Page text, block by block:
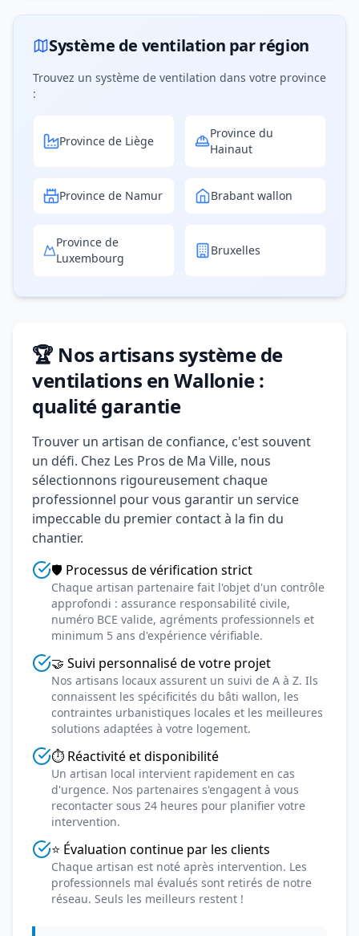
Système de ventilation par région
Trouvez un système de ventilation dans votre province
:
Province de Liège
Province du
Hainaut
Province de Namur Brabant wallon
Province de
Luxembourg
Bruxelles
🏆 Nos artisans système de
ventilations en Wallonie :
qualité garantie
Trouver un artisan de confiance, c'est souvent
un défi. Chez Les Pros de Ma Ville, nous
sélectionnons rigoureusement chaque
professionnel pour vous garantir un service
impeccable du premier contact à la fin du
chantier.
🛡️ Processus de vérification strict
Chaque artisan partenaire fait l'objet d'un contrôle
approfondi : assurance responsabilité civile,
numéro BCE valide, agréments professionnels et
minimum 5 ans d'expérience vérifiable.
🤝 Suivi personnalisé de votre projet
Nos artisans locaux assurent un suivi de A à Z. Ils
connaissent les spécificités du bâti wallon, les
contraintes urbanistiques locales et les meilleures
solutions adaptées à votre logement.
⏱️ Réactivité et disponibilité
Un artisan local intervient rapidement en cas
d'urgence. Nos partenaires s'engagent à vous
recontacter sous 24 heures pour planifier votre
intervention.
⭐ Évaluation continue par les clients
Chaque artisan est noté après intervention. Les
professionnels mal évalués sont retirés de notre
réseau. Seuls les meilleurs restent !